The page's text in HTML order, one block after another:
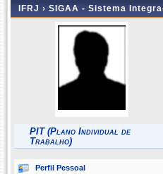
IFRJ › SIGAA - Sistema
PIT (Plano Individual de
Trabalho)
Perfil Pessoal